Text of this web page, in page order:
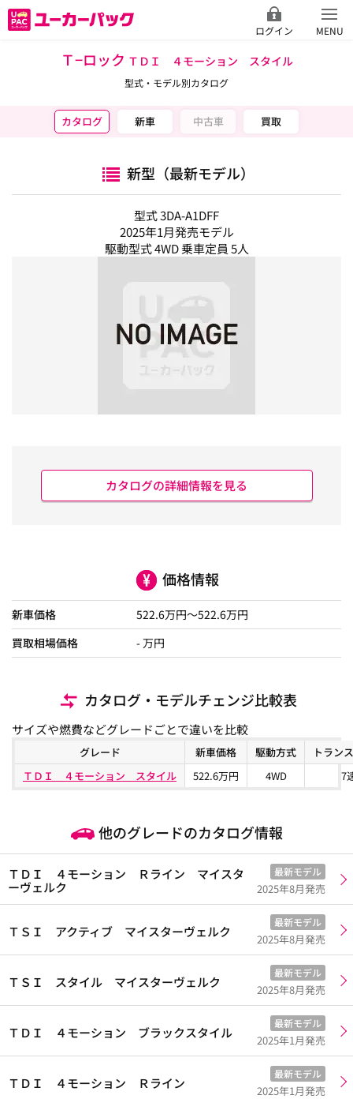
ログイン MENU
Ｔ−ロック ＴＤＩ ４モーション スタイル
型式・モデル別カタログ
カタログ 新車 中古車 買取
新型（最新モデル）
型式 3DA-A1DFF
2025年1月発売モデル
駆動型式 4WD 乗車定員 5人
カタログの詳細情報を見る
価格情報
新車価格 522.6万円～522.6万円
買取相場価格
- 万円
カタログ・モデルチェンジ比較表
サイズや燃費などグレードごとで違いを比較
グレード 新車価格 駆動方式
トラン
ＴＤＩ ４モーション スタイル
522.6万円 4WD 7
他のグレードのカタログ情報
ＴＤＩ ４モーション Ｒライン マイスタ
ーヴェルク
最新モデル
2025年8月発売
ＴＳＩ アクティブ マイスターヴェルク
最新モデル
2025年8月発売
ＴＳＩ スタイル マイスターヴェルク
最新モデル
2025年8月発売
ＴＤＩ ４モーション ブラックスタイル
最新モデル
2025年1月発売
ＴＤＩ ４モーション Ｒライン
最新モデル
2025年1月発売